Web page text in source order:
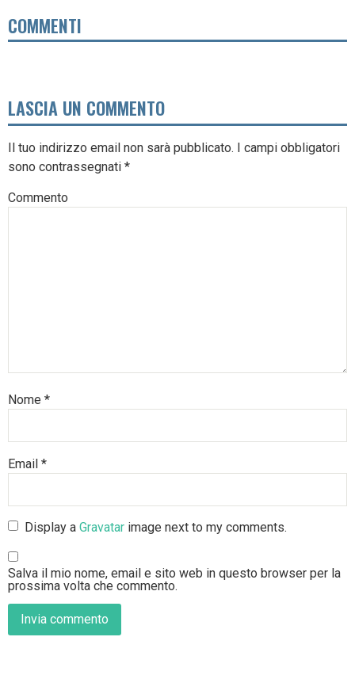
COMMENTI
LASCIA UN COMMENTO
Il tuo indirizzo email non sarà pubblicato. I campi obbligatori
sono contrassegnati *
Commento
Nome *
Email *
Display aGravatar image next to my comments.
Salva il mio nome, email e sito web in questo browser per la
prossima volta che commento.